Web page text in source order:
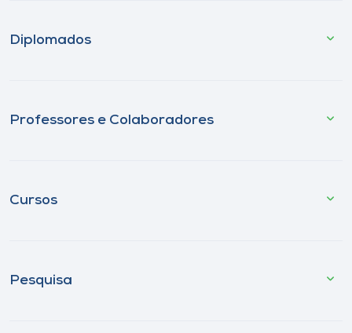
Diplomados
Professores e Colaboradores
Cursos
Pesquisa